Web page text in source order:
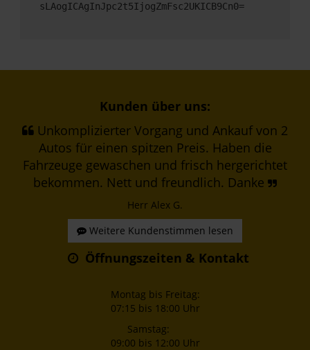
sLAogICAgInJpc2t5IjogZmFsc2UKICB9Cn0=
Kunden über uns:
Unkomplizierter Vorgang und Ankauf von 2
Autos für einen spitzen Preis. Haben die
Fahrzeuge gewaschen und frisch hergerichtet
bekommen. Nett und freundlich. Danke
Herr Alex G.
Weitere Kundenstimmen lesen
Öffnungszeiten & Kontakt
Montag bis Freitag:
07:15 bis 18:00 Uhr
Samstag:
09:00 bis 12:00 Uhr